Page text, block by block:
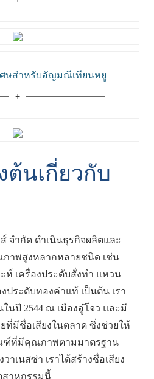
ษสำหรับอัญมณีเทียนหยู
ต้นเกี่ยวกับ
จำกัด ดำเนินธุรกิจผลิตและ
าพสูงหลากหลายชนิด เช่น
ห์ เครื่องประดับสั่งทำ แหวน
ประดับทองคำแท้ เป็นต้น เรา
นปี 2544 ณ เมืองอู๋โจว และมี
มีชื่อเสียงในตลาด ซึ่งช่วยให้
ฑ์ที่มีคุณภาพตามมาตรฐาน
าเนสซ่า เราได้สร้างชื่อเสียง
สาหกรรมนี้